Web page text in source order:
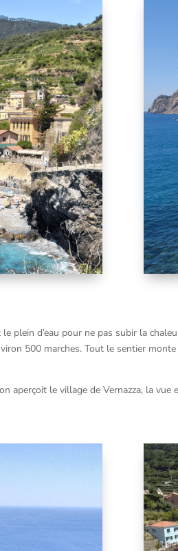
plein d’eau pour ne pas subir la
500 marches. Tout le sentier
aperçoit le village de Vernazza, la